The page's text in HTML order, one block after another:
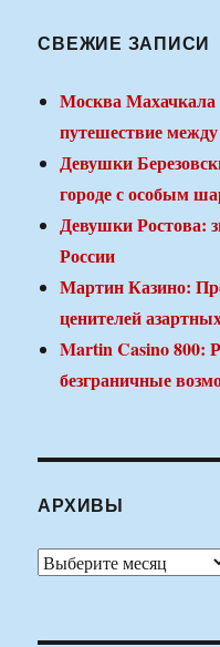
СВЕЖИЕ ЗАПИСИ
Москва Махачкала
путешествие
Девушки
городе с особым
Девушки Ростова:
России
Мартин Казино:
ценителей
Martin Casino 800:
безграничные
АРХИВЫ
Архивы